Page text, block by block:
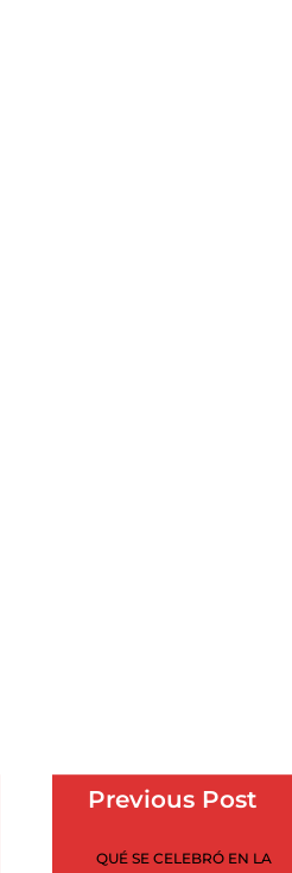
Previous Post
QUÉ SE CELEBRÓ EN LA